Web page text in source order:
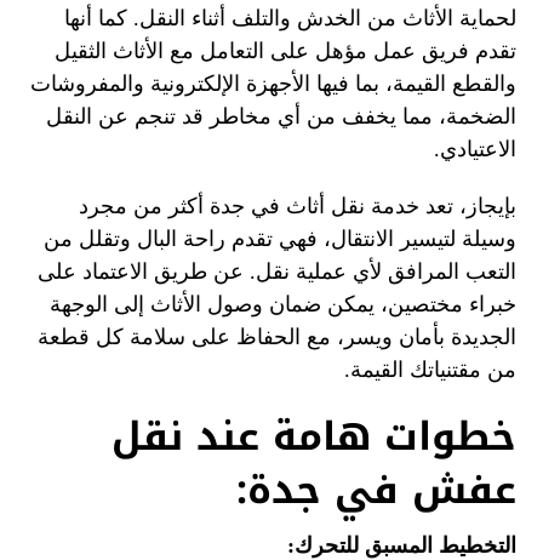
لحماية الأثاث من الخدش والتلف أثناء النقل. كما أنها
تقدم فريق عمل مؤهل على التعامل مع الأثاث الثقيل
والقطع القيمة، بما فيها الأجهزة الإلكترونية والمفروشات
الضخمة، مما يخفف من أي مخاطر قد تنجم عن النقل
الاعتيادي.
بإيجاز، تعد خدمة نقل أثاث في جدة أكثر من مجرد
وسيلة لتيسير الانتقال، فهي تقدم راحة البال وتقلل من
التعب المرافق لأي عملية نقل. عن طريق الاعتماد على
خبراء مختصين، يمكن ضمان وصول الأثاث إلى الوجهة
الجديدة بأمان ويسر، مع الحفاظ على سلامة كل قطعة
من مقتنياتك القيمة.
خطوات هامة عند نقل
عفش في جدة:
التخطيط المسبق للتحرك: